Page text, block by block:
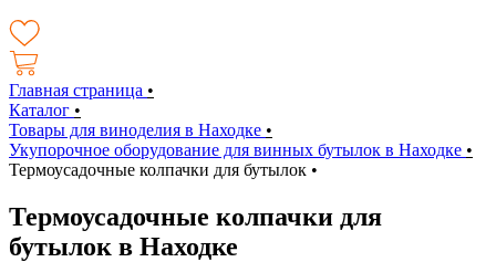
Главная страница •
Каталог •
Товары для виноделия в Находке •
Укупорочное оборудование для винных бутылок в Находке •
Термоусадочные колпачки для бутылок •
Термоусадочные колпачки для
бутылок в Находке